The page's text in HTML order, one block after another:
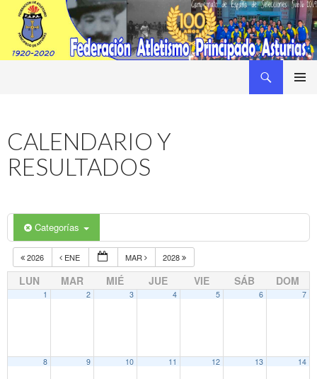
CALENDARIO Y
RESULTADOS
Categorías
2026 ENE MAR 2028
LUN MAR MIÉ JUE VIE SÁB DOM
1 2 3 4 5 6 7
8 9 10 11 12 13 14